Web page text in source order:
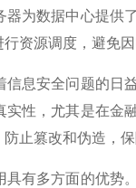
为数据中心提
资源调度，避免
安全问题的日
性，尤其是在
止篡改和伪造，保
多方面的优势